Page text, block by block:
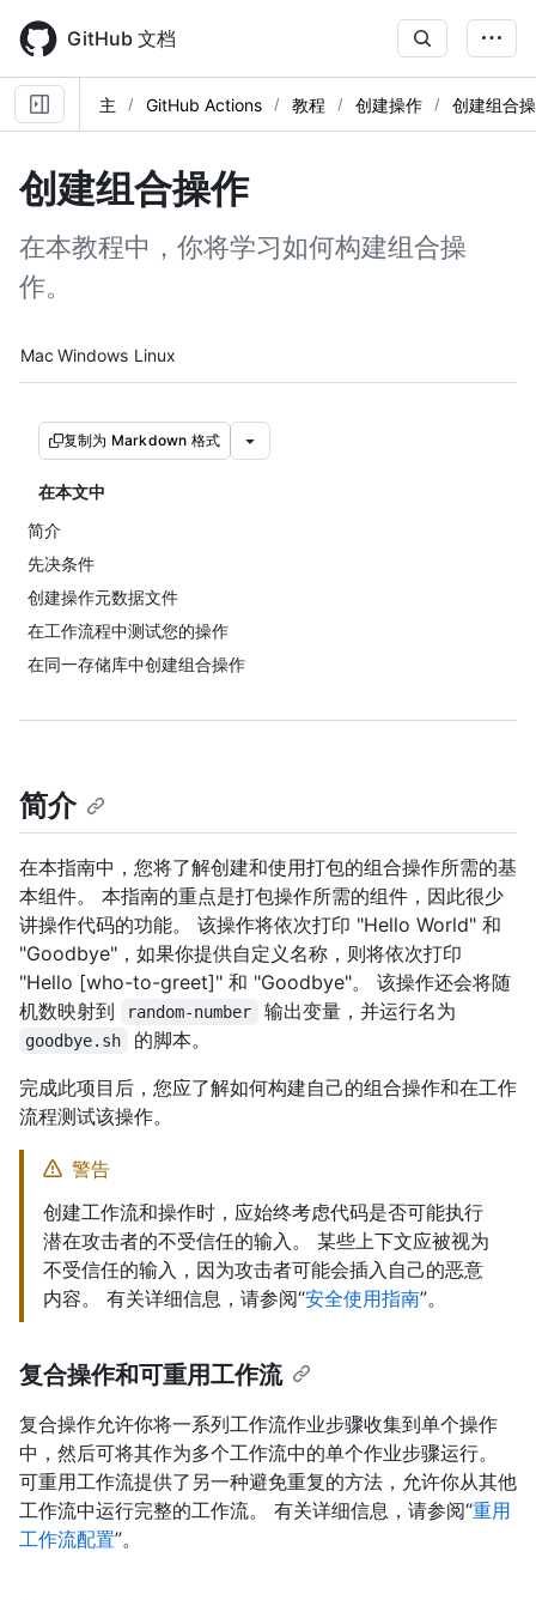
main
content
GitHub 文档
主 GitHub Actions 教程 创建操作 创建组合
创建组合操作
在本教程中，你将学习如何构建组合操
作。
Platform navigation
Mac Windows Linux
复制为 Markdown 格式
在本文中
简介
先决条件
创建操作元数据文件
在工作流程中测试您的操作
在同一存储库中创建组合操作
简介
在本指南中，您将了解创建和使用打包的组合操作所需的基
本组件。 本指南的重点是打包操作所需的组件，因此很少
讲操作代码的功能。 该操作将依次打印 "Hello World" 和
"Goodbye"，如果你提供自定义名称，则将依次打印
"Hello [who-to-greet]" 和 "Goodbye"。 该操作还会将随
机数映射到
random-number 输出变量，并运行名为
goodbye.sh
的脚本。
完成此项目后，您应了解如何构建自己的组合操作和在工作
流程测试该操作。
警告
创建工作流和操作时，应始终考虑代码是否可能执行
潜在攻击者的不受信任的输入。 某些上下文应被视为
不受信任的输入，因为攻击者可能会插入自己的恶意
内容。 有关详细信息，请参阅“安全使用指南”。
复合操作和可重用工作流
复合操作允许你将一系列工作流作业步骤收集到单个操作
中，然后可将其作为多个工作流中的单个作业步骤运行。
可重用工作流提供了另一种避免重复的方法，允许你从其他
工作流中运行完整的工作流。 有关详细信息，请参阅“重用
工作流配置”。